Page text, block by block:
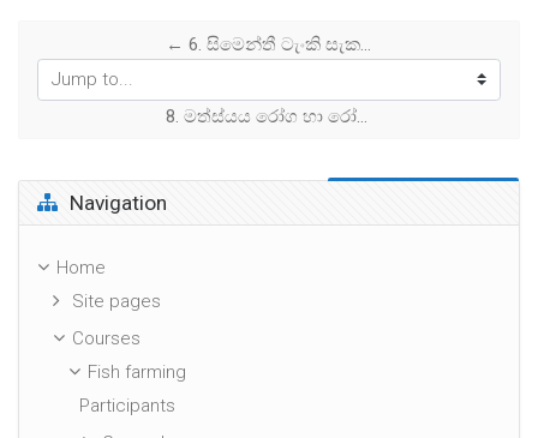
← 6. සිමෙන්තී ටැංකි සැකසීම
Jump to...
8. මත්ස්යය රෝග හා රෝග පාලනය →
Skip Navigation
Navigation
Home
Site pages
Courses
Fish farming
Participants